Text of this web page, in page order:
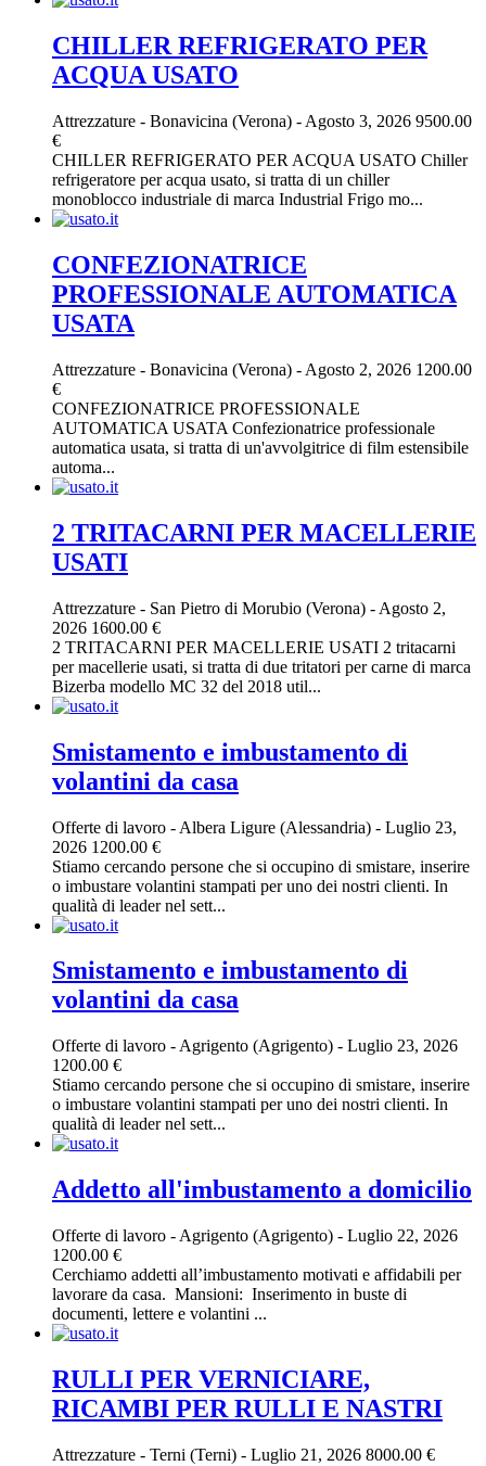
CHILLER REFRIGERATO PER
ACQUA USATO
Attrezzature - Bonavicina (Verona) - Agosto 3, 2026 9500.00
€
CHILLER REFRIGERATO PER ACQUA USATO Chiller
refrigeratore per acqua usato, si tratta di un chiller
monoblocco industriale di marca Industrial Frigo mo...
CONFEZIONATRICE
PROFESSIONALE AUTOMATICA
USATA
Attrezzature - Bonavicina (Verona) - Agosto 2, 2026 1200.00
€
CONFEZIONATRICE PROFESSIONALE
AUTOMATICA USATA Confezionatrice professionale
automatica usata, si tratta di un'avvolgitrice di film estensibile
automa...
2 TRITACARNI PER MACELLERIE
USATI
Attrezzature - San Pietro di Morubio (Verona) - Agosto 2,
2026 1600.00 €
2 TRITACARNI PER MACELLERIE USATI 2 tritacarni
per macellerie usati, si tratta di due tritatori per carne di marca
Bizerba modello MC 32 del 2018 util...
Smistamento e imbustamento di
volantini da casa
Offerte di lavoro - Albera Ligure (Alessandria) - Luglio 23,
2026 1200.00 €
Stiamo cercando persone che si occupino di smistare, inserire
o imbustare volantini stampati per uno dei nostri clienti. In
qualità di leader nel sett...
Smistamento e imbustamento di
volantini da casa
Offerte di lavoro - Agrigento (Agrigento) - Luglio 23, 2026
1200.00 €
Stiamo cercando persone che si occupino di smistare, inserire
o imbustare volantini stampati per uno dei nostri clienti. In
qualità di leader nel sett...
Addetto all'imbustamento a domicilio
Offerte di lavoro - Agrigento (Agrigento) - Luglio 22, 2026
1200.00 €
Cerchiamo addetti all’imbustamento motivati e affidabili per
lavorare da casa. ‎ ‎Mansioni: ‎ ‎Inserimento in buste di
documenti, lettere e volantini ...
RULLI PER VERNICIARE,
RICAMBI PER RULLI E NASTRI
Attrezzature - Terni (Terni) - Luglio 21, 2026 8000.00 €